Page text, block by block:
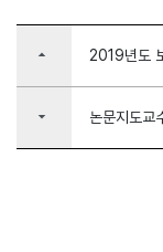
arrow_drop_up 2019년도
arrow_drop_down 논문지도교